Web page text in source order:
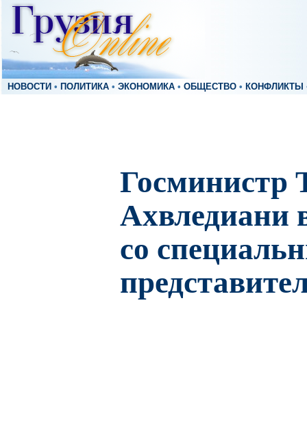
НОВОСТИ • ПОЛИТИКА • ЭКОНОМИКА • ОБЩЕСТВО • КОНФЛИКТЫ
Госминистр
Ахвледиани
со